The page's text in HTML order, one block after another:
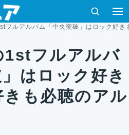
検索
フルアルバム「中央突破」はロック好
1stフルアルバ
はロック好き
も必聴のアル